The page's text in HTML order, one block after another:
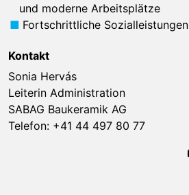
und moderne Arbeitsplätze
Fortschrittliche Sozialleistungen
Kontakt
Sonia Hervás
Leiterin Administration
SABAG Baukeramik AG
Telefon: +41 44 497 80 77